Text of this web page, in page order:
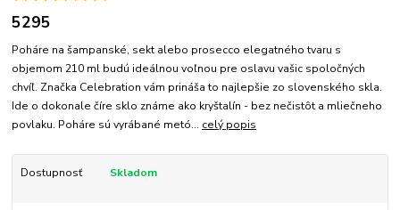
5295
Poháre na šampanské, sekt alebo prosecco elegatného tvaru s
objemom 210 ml budú ideálnou voľnou pre oslavu vašic spoločných
chvíľ. Značka Celebration vám prináša to najlepšie zo slovenského skla.
Ide o dokonale číre sklo známe ako kryštalín - bez nečistôt a mliečneho
povlaku. Poháre sú vyrábané metó... celý popis
Dostupnosť Skladom